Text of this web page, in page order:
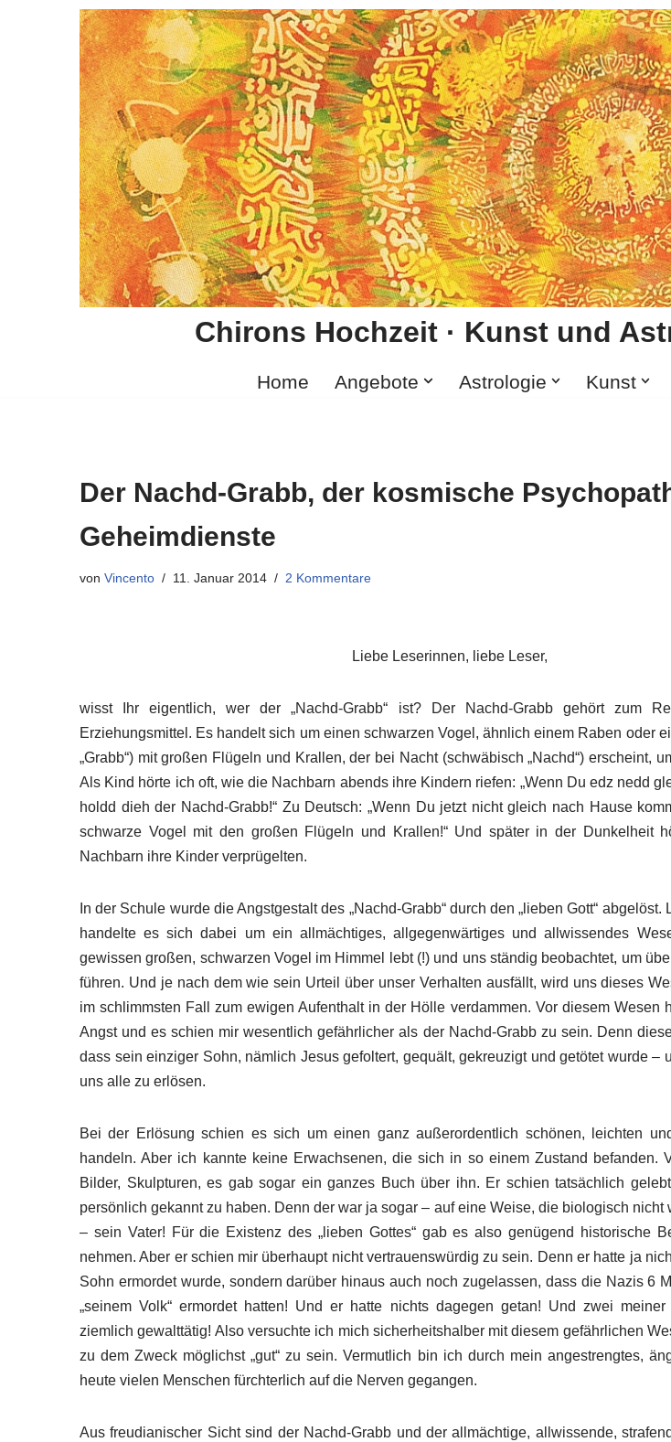
Chirons Hochzeit · Kunst und
Home Angebote Astrologie Kunst
Der Nachd-Grabb, der kosmische
Geheimdienste
von Vincento 11. Januar 2014 2 Kommentare
Liebe Leserinnen, liebe Leser,
wisst Ihr eigentlich, wer der „Nachd-Grabb“ ist? Der Nachd-Grabb gehört zum
Erziehungsmittel. Es handelt sich um einen schwarzen Vogel, ähnlich einem Raben oder
„Grabb“) mit großen Flügeln und Krallen, der bei Nacht (schwäbisch „Nachd“) erscheint,
Als Kind hörte ich oft, wie die Nachbarn abends ihre Kindern riefen: „Wenn Du edz nedd
holdd dieh der Nachd-Grabb!“ Zu Deutsch: „Wenn Du jetzt nicht gleich nach Hause
schwarze Vogel mit den großen Flügeln und Krallen!“ Und später in der Dunkelheit
Nachbarn ihre Kinder verprügelten.
In der Schule wurde die Angstgestalt des „Nachd-Grabb“ durch den „lieben Gott“ abgelöst.
handelte es sich dabei um ein allmächtiges, allgegenwärtiges und allwissendes
gewissen großen, schwarzen Vogel im Himmel lebt (!) und uns ständig beobachtet, um
führen. Und je nach dem wie sein Urteil über unser Verhalten ausfällt, wird uns dieses
im schlimmsten Fall zum ewigen Aufenthalt in der Hölle verdammen. Vor diesem Wesen
Angst und es schien mir wesentlich gefährlicher als der Nachd-Grabb zu sein. Denn
dass sein einziger Sohn, nämlich Jesus gefoltert, gequält, gekreuzigt und getötet wurde –
uns alle zu erlösen.
Bei der Erlösung schien es sich um einen ganz außerordentlich schönen, leichten
handeln. Aber ich kannte keine Erwachsenen, die sich in so einem Zustand befanden.
Bilder, Skulpturen, es gab sogar ein ganzes Buch über ihn. Er schien tatsächlich
persönlich gekannt zu haben. Denn der war ja sogar – auf eine Weise, die biologisch nicht
– sein Vater! Für die Existenz des „lieben Gottes“ gab es also genügend historische
nehmen. Aber er schien mir überhaupt nicht vertrauenswürdig zu sein. Denn er hatte ja
Sohn ermordet wurde, sondern darüber hinaus auch noch zugelassen, dass die Nazis 6
„seinem Volk“ ermordet hatten! Und er hatte nichts dagegen getan! Und zwei
ziemlich gewalttätig! Also versuchte ich mich sicherheitshalber mit diesem gefährlichen
zu dem Zweck möglichst „gut“ zu sein. Vermutlich bin ich durch mein angestrengtes,
heute vielen Menschen fürchterlich auf die Nerven gegangen.
Aus freudianischer Sicht sind der Nachd-Grabb und der allmächtige, allwissende,